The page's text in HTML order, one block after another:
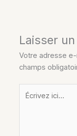
Laisser
Votre adresse
champs
Écrivez
ici…